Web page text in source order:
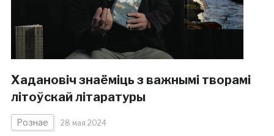
Хадановіч знаёміць з важнымі творамі
літоўскай літаратуры
Рознае 28 мая 2024